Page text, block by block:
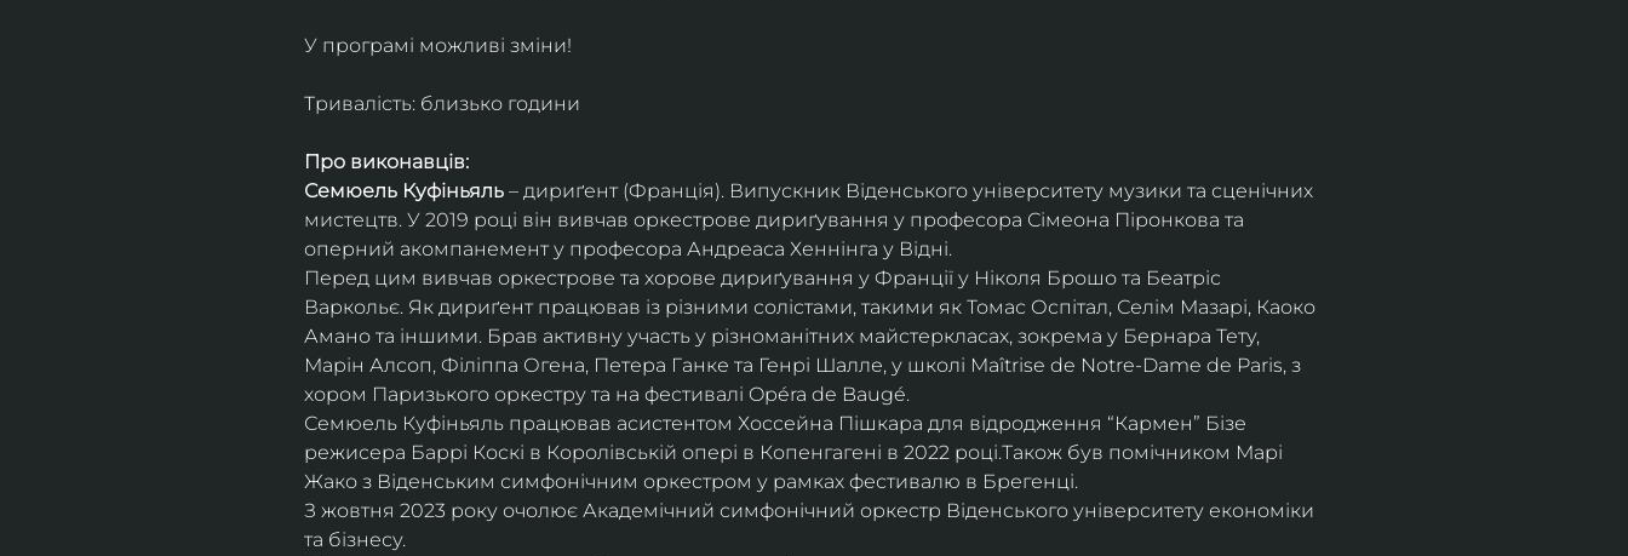
У програмі можливі зміни!
Тривалість: близько години
Про виконавців:
Семюель Куфіньяль – дириґент (Франція). Випускник Віденського університету музики та сценічних
мистецтв. У 2019 році він вивчав оркестрове дириґування у професора Сімеона Піронкова та
оперний акомпанемент у професора Андреаса Хеннінга у Відні.
Перед цим вивчав оркестрове та хорове дириґування у Франції у Ніколя Брошо та Беатріс
Варкольє. Як дириґент працював із різними солістами, такими як Томас Оспітал, Селім Мазарі, Каоко
Амано та іншими. Брав активну участь у різноманітних майстеркласах, зокрема у Бернара Тету,
Марін Алсоп, Філіппа Огена, Петера Ганке та Генрі Шалле, у школі Maîtrise de Notre-Dame de Paris, з
хором Паризького оркестру та на фестивалі Opéra de Baugé.
Семюель Куфіньяль працював асистентом Хоссейна Пішкара для відродження “Кармен” Бізе
режисера Баррі Коскі в Королівській опері в Копенгагені в 2022 році.Також був помічником Марі
Жако з Віденським симфонічним оркестром у рамках фестивалю в Брегенці.
З жовтня 2023 року очолює Академічний симфонічний оркестр Віденського університету економіки
та бізнесу.